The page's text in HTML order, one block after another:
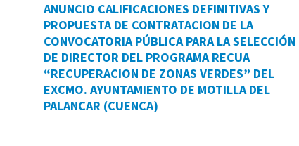
ANUNCIO CALIFICACIONES DEFINITIVAS Y
PROPUESTA DE CONTRATACION DE LA
CONVOCATORIA PÚBLICA PARA LA SELECCIÓN
DE DIRECTOR DEL PROGRAMA RECUA
“RECUPERACION DE ZONAS VERDES” DEL
EXCMO. AYUNTAMIENTO DE MOTILLA DEL
PALANCAR (CUENCA)